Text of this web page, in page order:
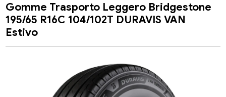
Gomme Trasporto Leggero Bridgestone
195/65 R16C 104/102T DURAVIS VAN
Estivo